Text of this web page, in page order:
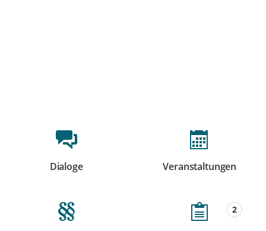
Beteiligungsformate
Dialoge Veranstaltungen
2